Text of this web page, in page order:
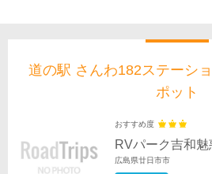
道の駅 さんわ182ステーシ
ポット
おすすめ度
RVパーク吉和魅
広島県廿日市市